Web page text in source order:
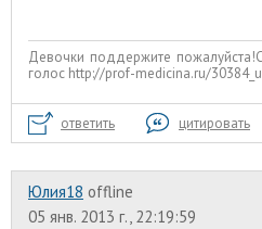
Девочки поддержите
голос http://prof-medicina.ru/
ответить цитировать
Юлия18 offline
05 янв. 2013 г., 22:19:59